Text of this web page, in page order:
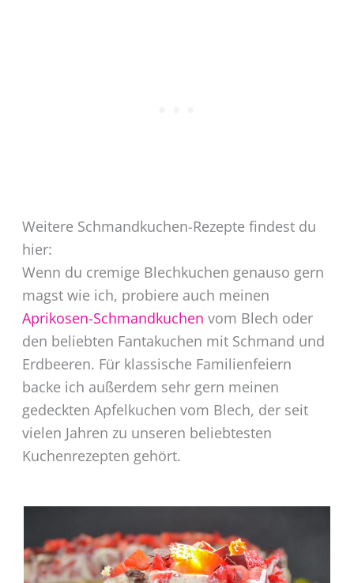
Weitere Schmandkuchen-Rezepte findest du
hier:
Wenn du cremige Blechkuchen genauso gern
magst wie ich, probiere auch meinen
Aprikosen-Schmandkuchen vom Blech oder
den beliebten Fantakuchen mit Schmand und
Erdbeeren. Für klassische Familienfeiern
backe ich außerdem sehr gern meinen
gedeckten Apfelkuchen vom Blech, der seit
vielen Jahren zu unseren beliebtesten
Kuchenrezepten gehört.